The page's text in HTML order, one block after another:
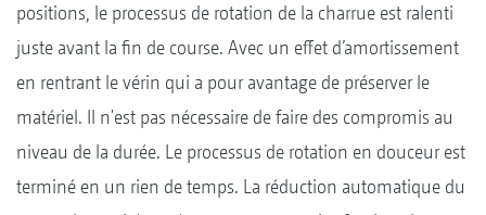
positions, le processus de rotation de la charrue est ralenti
juste avant la fin de course. Avec un effet d’amortissement
en rentrant le vérin qui a pour avantage de préserver le
matériel. Il n'est pas nécessaire de faire des compromis au
niveau de la durée. Le processus de rotation en douceur est
terminé en un rien de temps. La réduction automatique du